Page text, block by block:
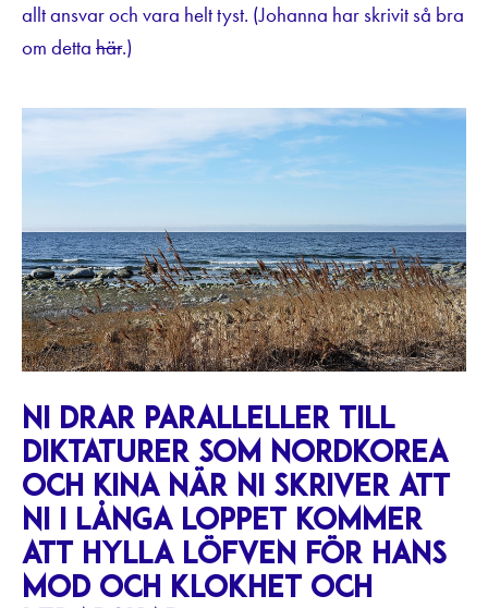
allt ansvar och vara helt tyst. (Johanna har skrivit så bra
om detta här.)
Ni drar paralleller till
diktaturer som Nordkorea
och Kina när ni skriver att
ni i långa loppet kommer
att hylla Löfven för hans
mod och klokhet och